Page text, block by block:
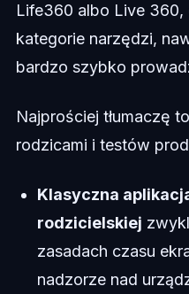
Life360 albo Live
kategorie narzędzi,
bardzo szybko
Najprościej tłumaczę
rodzicami i testów
Klasyczna
rodzicielskiej
zasadach czasu
nadzorze nad